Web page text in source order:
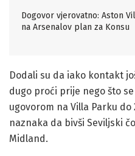
Dogovor vjerovatno: Aston
na Arsenalov plan za Konsu
Dodali su da iako kontakt
dugo proći prije nego što
ugovorom na Villa Parku do
naznaka da bivši Seviljski
Midland.